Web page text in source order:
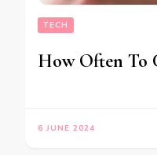
TECH
How Often To
6 JUNE 2024